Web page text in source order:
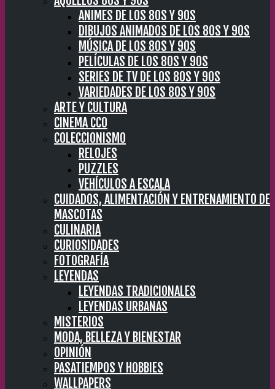
ANIMES DE LOS 80S Y 90S
DIBUJOS ANIMADOS DE LOS 80S Y 90S
MÚSICA DE LOS 80S Y 90S
PELÍCULAS DE LOS 80S Y 90S
SERIES DE TV DE LOS 80S Y 90S
VARIEDADES DE LOS 80S Y 90S
ARTE Y CULTURA
CINEMA CC0
COLECCIONISMO
RELOJES
PUZZLES
VEHÍCULOS A ESCALA
CUIDADOS, ALIMENTACIÓN Y ENTRENAMIENTO DE
MASCOTAS
CULINARIA
CURIOSIDADES
FOTOGRAFÍA
LEYENDAS
LEYENDAS TRADICIONALES
LEYENDAS URBANAS
MISTERIOS
MODA, BELLEZA Y BIENESTAR
OPINIÓN
PASATIEMPOS Y HOBBIES
WALLPAPERS